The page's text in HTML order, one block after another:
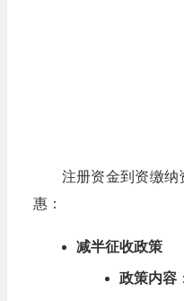
注册资金到资缴纳
惠：
减半征收政策
政策内容